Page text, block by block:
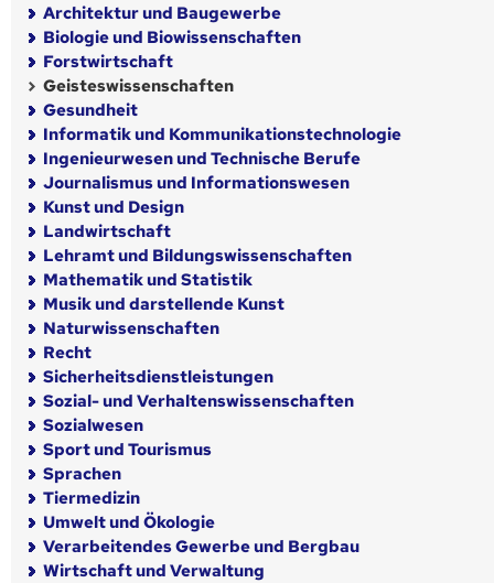
Architektur und Baugewerbe
Biologie und Biowissenschaften
Forstwirtschaft
Geisteswissenschaften
Gesundheit
Informatik und Kommunikationstechnologie
Ingenieurwesen und Technische Berufe
Journalismus und Informationswesen
Kunst und Design
Landwirtschaft
Lehramt und Bildungswissenschaften
Mathematik und Statistik
Musik und darstellende Kunst
Naturwissenschaften
Recht
Sicherheitsdienstleistungen
Sozial- und Verhaltenswissenschaften
Sozialwesen
Sport und Tourismus
Sprachen
Tiermedizin
Umwelt und Ökologie
Verarbeitendes Gewerbe und Bergbau
Wirtschaft und Verwaltung